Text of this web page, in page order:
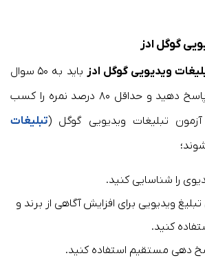
گوگل ادز
ویدیویی گوگل ادز
باید به ۵۰ سوال
آزمون در ۷۵ دقیقه پاسخ دهید و حداقل ۸۰ درصد نمره را کسب
آزمون تبلیغات ویدیویی گوگل (تبلیغات
را شناسایی کنید.
تبلیغ ویدیویی برای افزایش آگاهی از برند و
کنید.
دهی مستقیم استفاده کنید.